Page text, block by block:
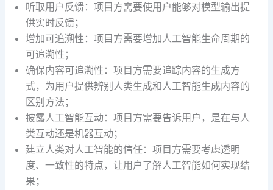
听取用户反馈：项目方需要使用户能够对模型输出提
供实时反馈；
增加可追溯性：项目方需要增加人工智能生命周期的
可追溯性；
确保内容可追溯性：项目方需要追踪内容的生成方
式，为用户提供辨别人类生成和人工智能生成内容的
区别方法；
披露人工智能互动：项目方需要告诉用户，是在与人
类互动还是机器互动；
建立人类对人工智能的信任：项目方需要考虑透明
度、一致性的特点，让用户了解人工智能如何实现结
果；